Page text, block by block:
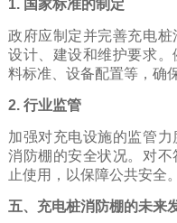
1. 国家标准的制定
政府应制定并完善充电
设计、建设和维护要求
料标准、设备配置等，确
2. 行业监管
加强对充电设施的监管
消防棚的安全状况。对
止使用，以保障公共安全。
五、充电桩消防棚的未来